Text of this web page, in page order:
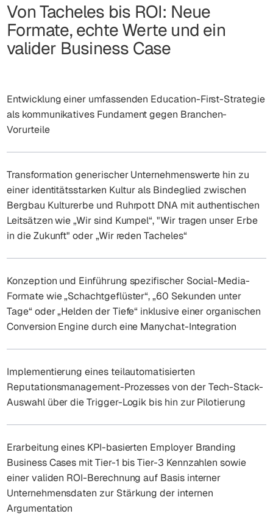
Von Tacheles bis ROI: Neue
Formate, echte Werte und ein
valider Business Case
Entwicklung einer umfassenden Education-First-Strategie
als kommunikatives Fundament gegen Branchen-
Vorurteile
Transformation generischer Unternehmenswerte hin zu
einer identitätsstarken Kultur als Bindeglied zwischen
Bergbau Kulturerbe und Ruhrpott DNA mit authentischen
Leitsätzen wie „Wir sind Kumpel“, "Wir tragen unser Erbe
in die Zukunft" oder „Wir reden Tacheles“
Konzeption und Einführung spezifischer Social-Media-
Formate wie „Schachtgeflüster“, „60 Sekunden unter
Tage“ oder „Helden der Tiefe“ inklusive einer organischen
Conversion Engine durch eine Manychat-Integration
Implementierung eines teilautomatisierten
Reputationsmanagement-Prozesses von der Tech-Stack-
Auswahl über die Trigger-Logik bis hin zur Pilotierung
Erarbeitung eines KPI-basierten Employer Branding
Business Cases mit Tier-1 bis Tier-3 Kennzahlen sowie
einer validen ROI-Berechnung auf Basis interner
Unternehmensdaten zur Stärkung der internen
Argumentation